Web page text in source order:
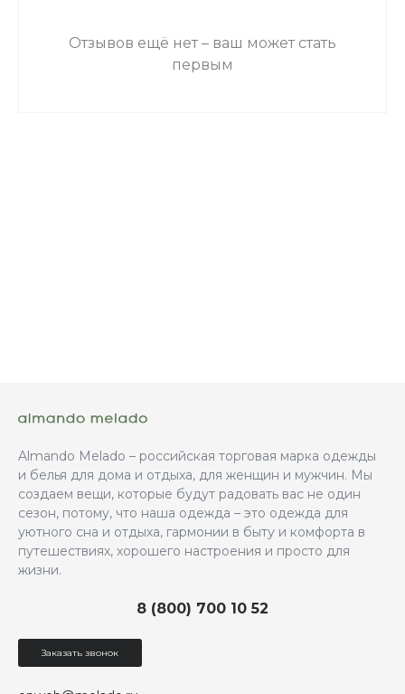
Отзывов ещё нет – ваш может стать
первым
Almando Melado – российская торговая марка одежды
и белья для дома и отдыха, для женщин и мужчин. Мы
создаем вещи, которые будут радовать вас не один
сезон, потому, что наша одежда – это одежда для
уютного сна и отдыха, гармонии в быту и комфорта в
путешествиях, хорошего настроения и просто для
жизни.
8 (800) 700 10 52
Заказать звонок